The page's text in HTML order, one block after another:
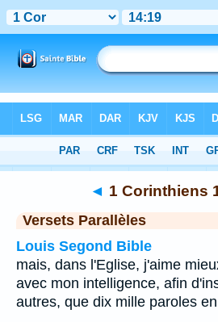
> Chapitre 14 > Verset 19
◄ 1 Corinthiens
Versets Parallèles
Louis Segond Bible
mais, dans l'Eglise, j'aime
avec mon intelligence, afin
autres, que dix mille paroles